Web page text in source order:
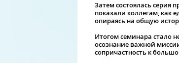
Затем состоялась серия
показали коллегам, как
опираясь на общую
Итогом семинара стало
осознание важной
сопричастность к